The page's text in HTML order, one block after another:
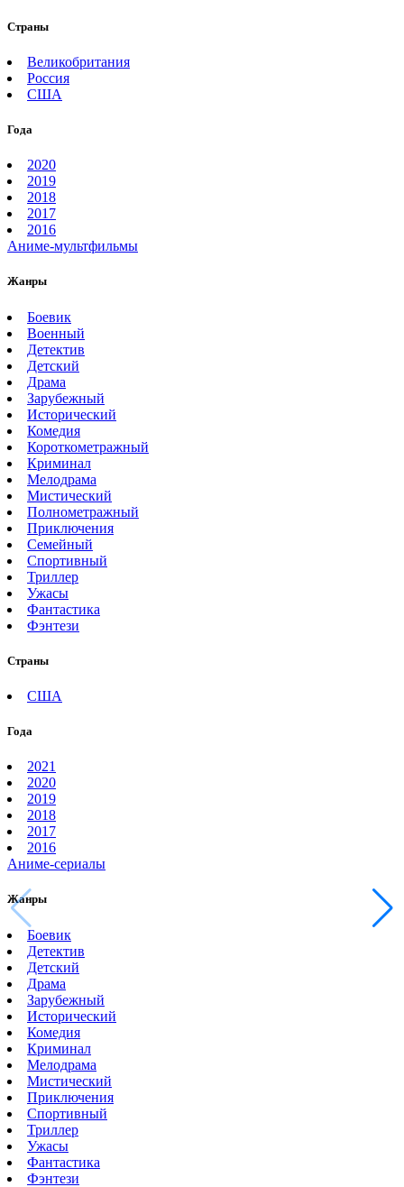
Страны
Великобритания
Россия
США
Года
2020
2019
2018
2017
2016
Аниме-мультфильмы
Жанры
Боевик
Военный
Детектив
Детский
Драма
Зарубежный
Исторический
Комедия
Короткометражный
Криминал
Мелодрама
Мистический
Полнометражный
Приключения
Семейный
Спортивный
Триллер
Ужасы
Фантастика
Фэнтези
Страны
США
Года
2021
2020
2019
2018
2017
2016
Аниме-сериалы
Жанры
Боевик
Детектив
Детский
Драма
Зарубежный
Исторический
Комедия
Криминал
Мелодрама
Мистический
Приключения
Спортивный
Триллер
Ужасы
Фантастика
Фэнтези